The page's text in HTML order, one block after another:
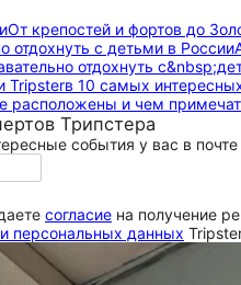
От крепостей и фортов до
отдохнуть с детьми в России
Tripsterв 10 самых
расположены и чем
Трипстера
события у вас в почте
согласие на получение
персональных данных